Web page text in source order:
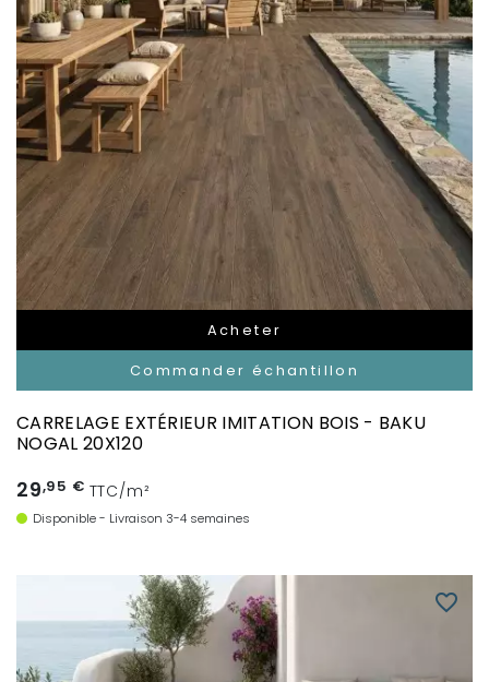
Acheter
Commander échantillon
CARRELAGE EXTÉRIEUR IMITATION BOIS - BAKU
NOGAL 20X120
29,95 € TTC/m²
Disponible - Livraison 3-4 semaines
favorite_border